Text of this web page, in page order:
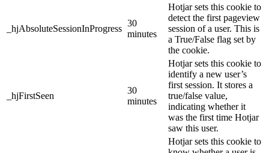
_hjAbsoluteSessionInProgress
30
minutes
Hotjar sets this cookie to
detect the first pageview
session of a user. This is
a True/False flag set by
the cookie.
_hjFirstSeen
30
minutes
Hotjar sets this cookie to
identify a new user’s
first session. It stores a
true/false value,
indicating whether it
was the first time Hotjar
saw this user.
Hotjar sets this cookie to